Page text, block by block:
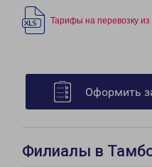
Тарифы на перевозку
Оформить
Филиалы в